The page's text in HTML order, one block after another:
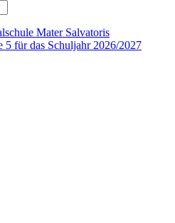
Mater Salvatoris
5 für das Schuljahr 2026/2027